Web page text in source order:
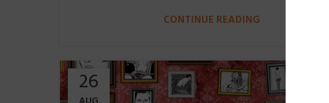
CONTINUE READING
26